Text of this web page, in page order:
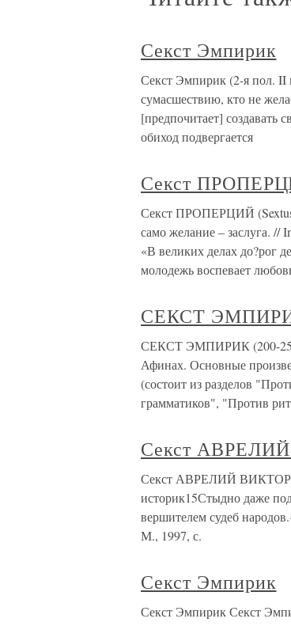
Секст Эмпирик
Секст Эмпирик (2-я пол. II
сумасшествию, кто не
[предпочитает]
обиход подвергается
Секст
Секст ПРОПЕРЦИЙ (Sextus
само желание – заслуга. //
«В великих делах до?рог
молодежь воспевает
СЕКСТ
СЕКСТ ЭМПИРИК (200-250)
Афинах. Основные
(состоит из разделов
грамматиков", "Против
Секст
Секст АВРЕЛИЙ ВИКТОР
историк15Стыдно даже
вершителем судеб
М., 1997, с.
Секст Эмпирик
Секст Эмпирик Секст